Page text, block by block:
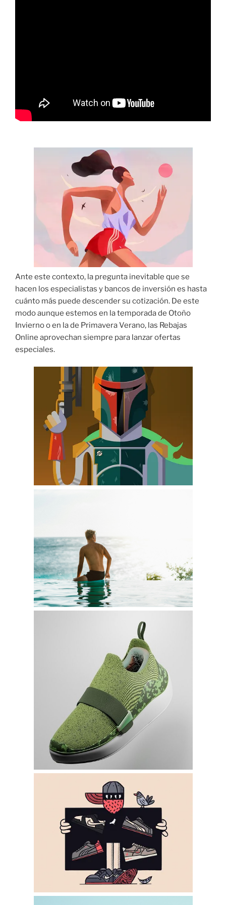
Ante este contexto, la pregunta inevitable que se
hacen los especialistas y bancos de inversión es hasta
cuánto más puede descender su cotización. De este
modo aunque estemos en la temporada de Otoño
Invierno o en la de Primavera Verano, las Rebajas
Online aprovechan siempre para lanzar ofertas
especiales.